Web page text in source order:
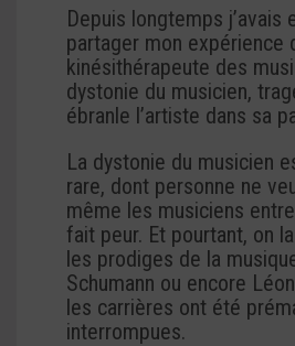
Depuis longtemps j’avais
partager mon expérience
kinésithérapeute des
dystonie du musicien,
ébranle l’artiste dans sa
La dystonie du musicien
rare, dont personne ne
même les musiciens
fait peur. Et pourtant, on
les prodiges de la
Schumann ou encore
les carrières ont été
interrompues.